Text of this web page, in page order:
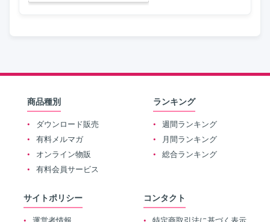
商品種別
ダウンロード販売
有料メルマガ
オンライン物販
有料会員サービス
ランキング
週間ランキング
月間ランキング
総合ランキング
サイトポリシー
運営者情報
コンタクト
特定商取引法に基づく表示